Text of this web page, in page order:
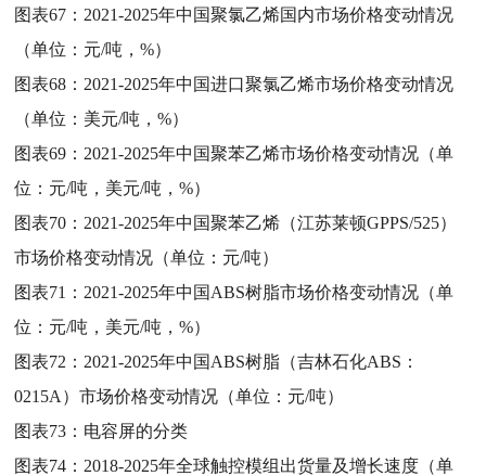
图表67： 2021-2025年中国聚氯乙烯国内市场价格变动情况
（单位：元/吨，%）
图表68： 2021-2025年中国进口聚氯乙烯市场价格变动情况
（单位：美元/吨，%）
图表69： 2021-2025年中国聚苯乙烯市场价格变动情况（单
位：元/吨，美元/吨，%）
图表70： 2021-2025年中国聚苯乙烯（江苏莱顿GPPS/525）
市场价格变动情况（单位：元/吨）
图表71： 2021-2025年中国ABS树脂市场价格变动情况（单
位：元/吨，美元/吨，%）
图表72： 2021-2025年中国ABS树脂（吉林石化ABS：
0215A）市场价格变动情况（单位：元/吨）
图表73： 电容屏的分类
图表74： 2018-2025年全球触控模组出货量及增长速度（单